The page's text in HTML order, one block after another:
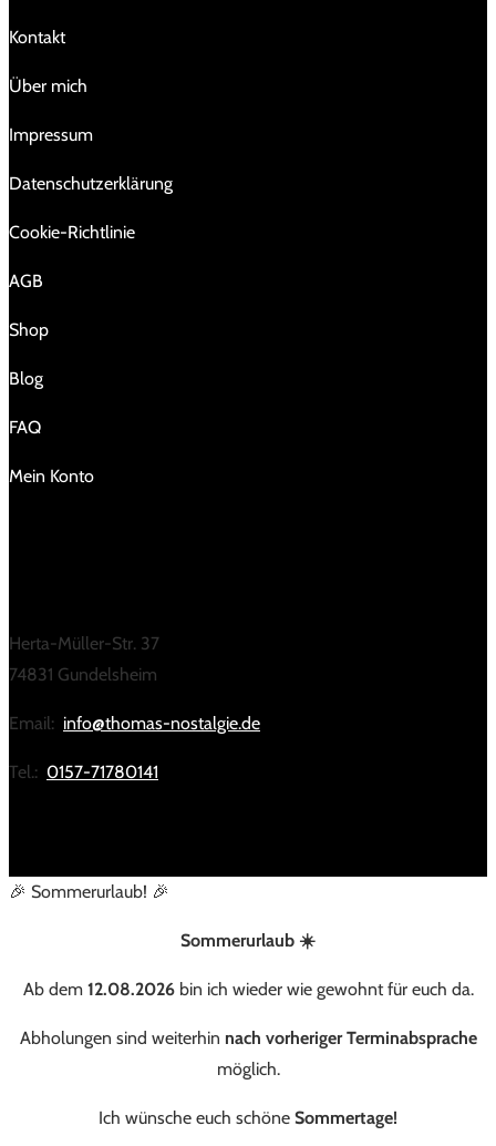
Kontakt
Über mich
Impressum
Da­ten­schutz­er­klä­rung
Cookie-Richtlinie
AGB
Shop
Blog
FAQ
Mein Konto
Herta-Müller-Str. 37
74831 Gundelsheim
Email: info@thomas-nostalgie.de
Tel.: 0157-71780141
🎉 Sommerurlaub! 🎉
Sommerurlaub ☀️
Ab dem 12.08.2026bin ich wieder wie gewohnt für euch da.
Abholungen sind weiterhin nach vorheriger Terminabsprache
möglich.
Ich wünsche euch schöne Sommertage!